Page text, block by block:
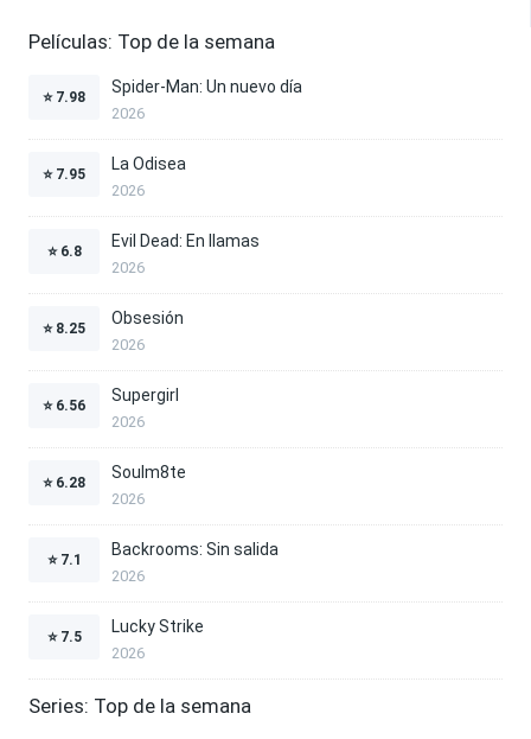
Películas: Top de la semana
⭐ 7.98
Spider-Man: Un nuevo día
2026
⭐ 7.95
La Odisea
2026
⭐ 6.8
Evil Dead: En llamas
2026
⭐ 8.25
Obsesión
2026
⭐ 6.56
Supergirl
2026
⭐ 6.28
Soulm8te
2026
⭐ 7.1
Backrooms: Sin salida
2026
⭐ 7.5
Lucky Strike
2026
Series: Top de la semana